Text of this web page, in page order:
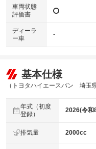
車両状態
評価書
ディーラ
ー車
-
基本仕様
（トヨタハイエースバン 埼玉県
年式（初度
登録）
2026(令和
排気量 2000cc